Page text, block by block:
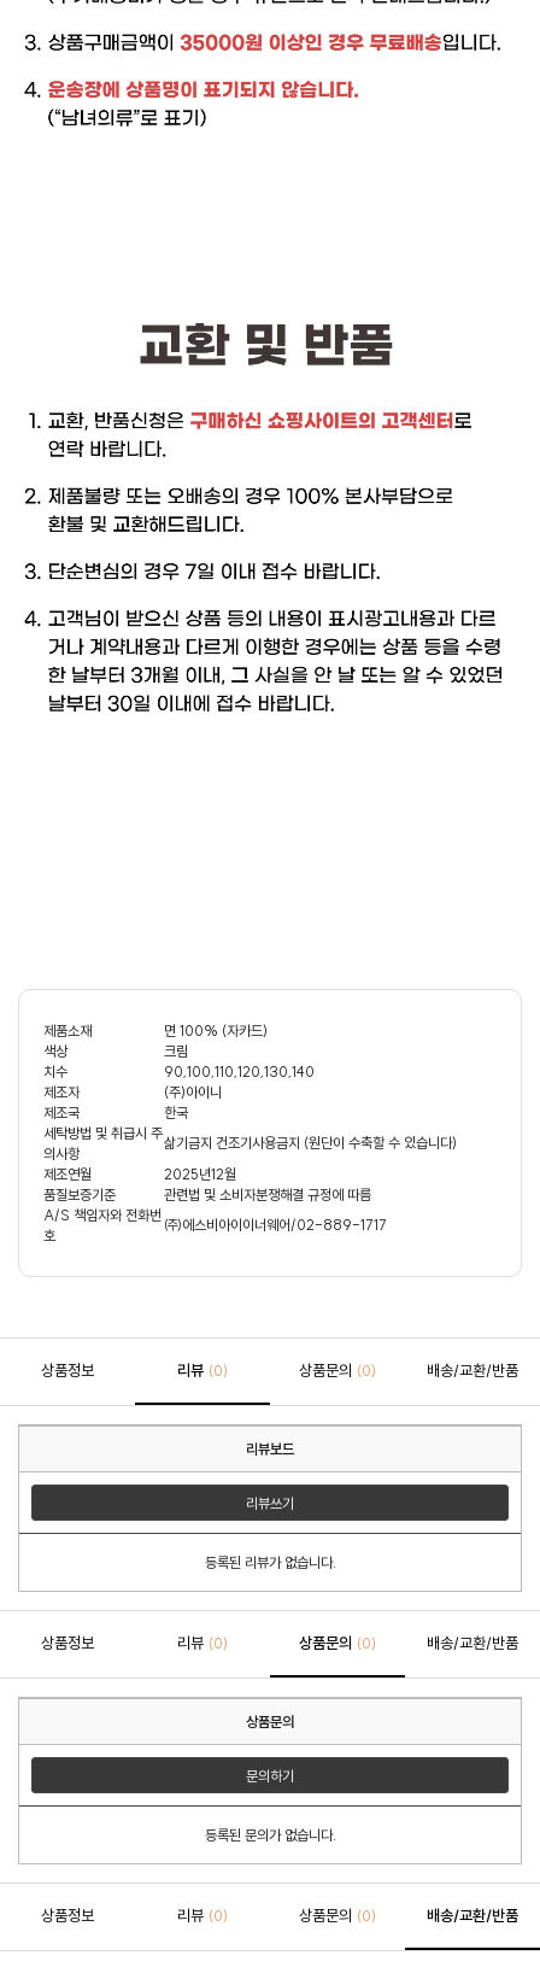
제품소재
면 100% (자카드)
색상
크림
치수
90,100,110,120,130,140
제조자
(주)아이니
제조국
한국
세탁방법 및 취급시 주
의사항
삶기금지 건조기사용금지 (원단이 수축할 수 있습니다)
제조연월
2025년12월
품질보증기준
관련법 및 소비자분쟁해결 규정에 따름
A/S 책임자와 전화번
호
㈜에스비아이이너웨어/02-889-1717
상품정보 리뷰 (0) 상품문의 (0) 배송/교환/반품
리뷰보드
리뷰쓰기
등록된 리뷰가 없습니다.
상품정보 리뷰 (0) 상품문의 (0) 배송/교환/반품
상품문의
문의하기
등록된 문의가 없습니다.
상품정보 리뷰 (0) 상품문의 (0) 배송/교환/반품